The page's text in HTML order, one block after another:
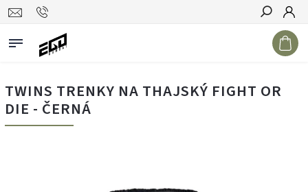
Hledat
TWINS TRENKY NA THAJSKÝ FIGHT OR
DIE - ČERNÁ